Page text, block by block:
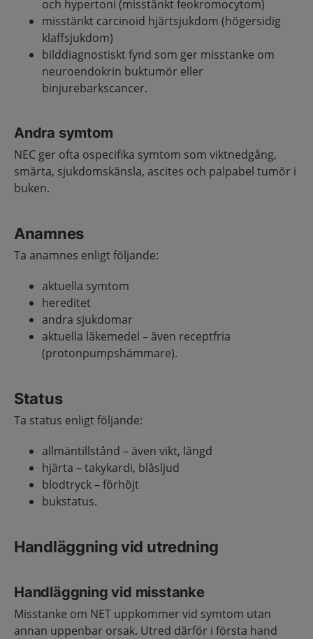
och hypertoni (misstänkt feokromocytom)
misstänkt carcinoid hjärtsjukdom (högersidig
klaffsjukdom)
bilddiagnostiskt fynd som ger misstanke om
neuroendokrin buktumör eller
binjurebarkscancer.
Andra symtom
NEC ger ofta ospecifika symtom som viktnedgång,
smärta, sjukdomskänsla, ascites och palpabel tumör i
buken.
Anamnes
Ta anamnes enligt följande:
aktuella symtom
hereditet
andra sjukdomar
aktuella läkemedel – även receptfria
(protonpumpshämmare).
Status
Ta status enligt följande:
allmäntillstånd – även vikt, längd
hjärta – takykardi, blåsljud
blodtryck – förhöjt
bukstatus.
Handläggning vid utredning
Handläggning vid misstanke
Misstanke om NET uppkommer vid symtom utan
annan uppenbar orsak. Utred därför i första hand